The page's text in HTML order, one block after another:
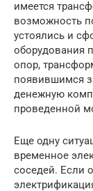
имеется
возможность
устоялись и
оборудования
опор,
появившимся
денежную
проведенной
Еще одну
временное
соседей. Если